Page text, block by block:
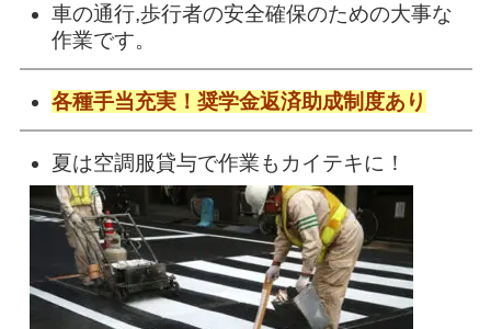
車の通行,歩行者の安全確保のための大事な
作業です。
各種手当充実！ 奨学金返済助成制度あり
夏は空調服貸与で作業もカイテキに！